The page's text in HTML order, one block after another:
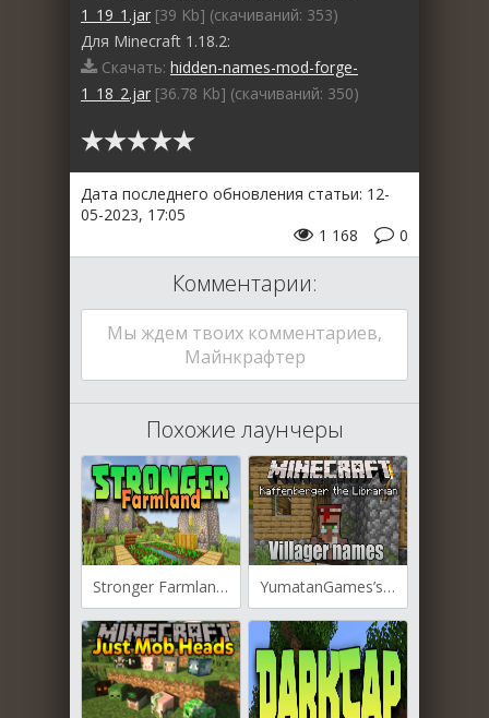
1_19_1.jar [39 Kb] (cкачиваний: 353)
Для Minecraft 1.18.2:
Скачать: hidden-names-mod-forge-
1_18_2.jar [36.78 Kb] (cкачиваний: 350)
Дата последнего обновления статьи: 12-
05-2023, 17:05
0
1 168
Комментарии:
Мы ждем твоих комментариев,
Майнкрафтер
Похожие лаунчеры
Stronger Farmland для Майнкрафт [1.19.4, 1.19.2, 1.19.1] YumatanGames’s Villager Names для Майнкрафт [1.19.3, 1.19.2, 1.19.1]